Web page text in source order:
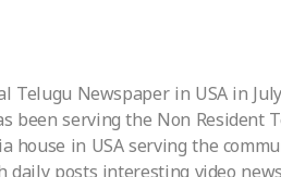
Telugu Newspaper in USA in
been serving the Non Resident
house in USA serving the